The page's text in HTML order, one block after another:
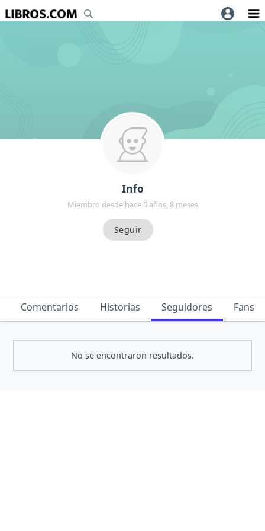
Info
Miembro desde hace 5 años, 8 meses
Comentarios Historias Seguidores Fans
No se encontraron resultados.